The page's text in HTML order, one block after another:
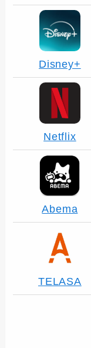
Disney+
Netflix
Abema
TELASA